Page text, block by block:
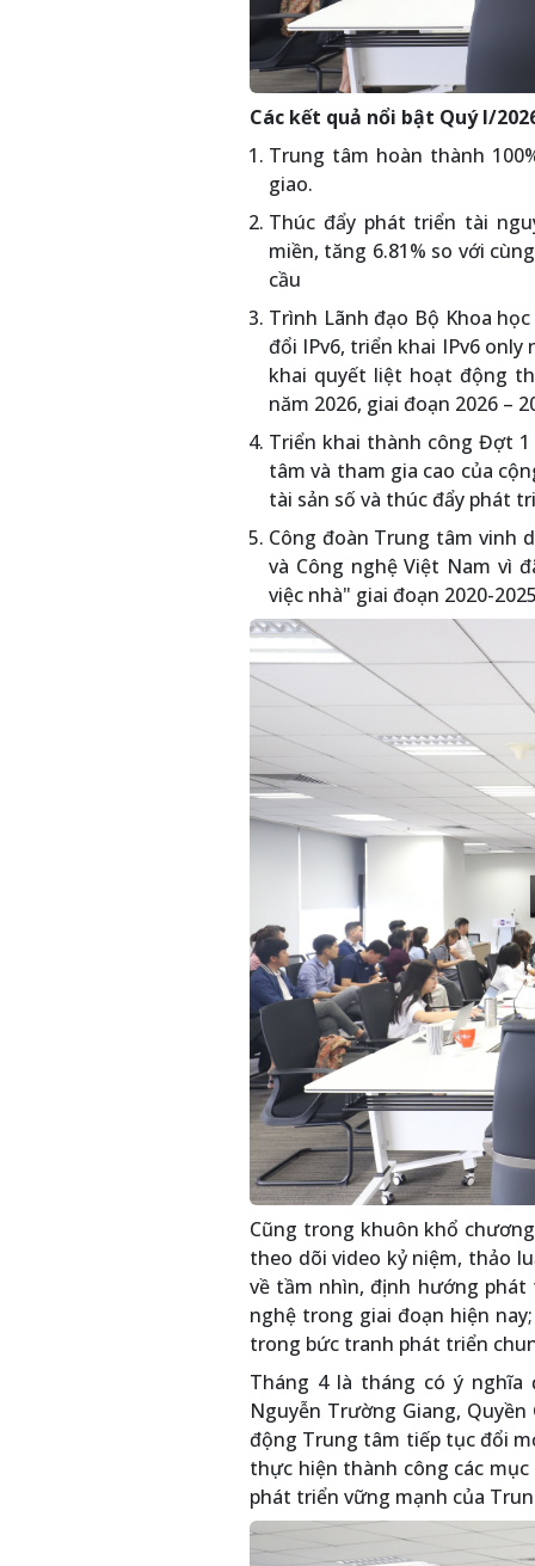
Các kết quả nổi bật Quý I/
Trung tâm hoàn thành
giao.
Thúc đẩy phát triển tài
miền, tăng 6.81% so với
cầu
Trình Lãnh đạo Bộ Khoa
đổi IPv6, triển khai IPv6 only
khai quyết liệt hoạt động
năm 2026, giai đoạn 2026 –
Triển khai thành công Đợt
tâm và tham gia cao của
tài sản số và thúc đẩy phát
Công đoàn Trung tâm vinh
và Công nghệ Việt Nam vì
việc nhà" giai đoạn 2020-
Cũng trong khuôn khổ
theo dõi video kỷ niệm, thảo
về tầm nhìn, định hướng phát
nghệ trong giai đoạn hiện
trong bức tranh phát triển
Tháng 4 là tháng có ý nghĩa
Nguyễn Trường Giang,
động Trung tâm tiếp tục đổi
thực hiện thành công các
phát triển vững mạnh của